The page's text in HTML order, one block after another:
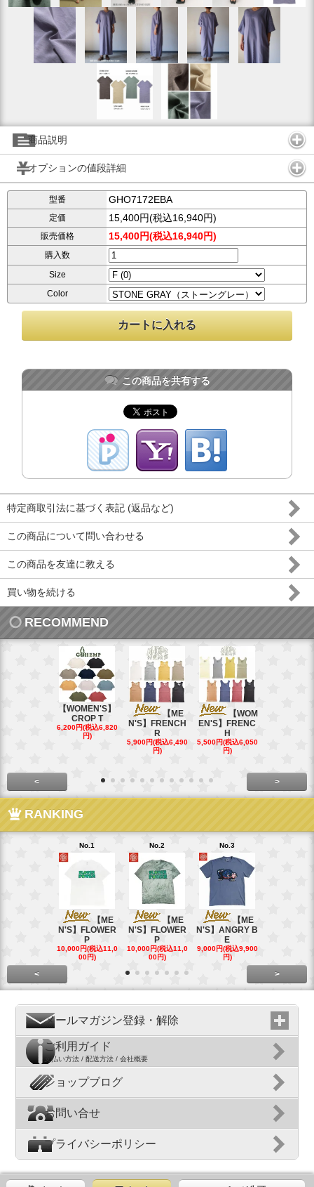
商品説明
オプションの値段詳細
型番 GHO7172EBA
定価 15,400円(税込16,940円)
販売価格 15,400円(税込16,940円)
購入数
Size
Color
この商品を共有する
特定商取引法に基づく表記 (返品など)
この商品について問い合わせる
この商品を友達に教える
買い物を続ける
RECOMMEND
【WOMEN'S】
CROP T
6,200円(税込6,820
円)
【ME
N'S】FRENCH
R
5,900円(税込6,490
円)
【WOM
EN'S】FRENC
H
5,500円(税込6,050
円)
< >
RANKING
No.1
【ME
N'S】FLOWER
P
10,000円(税込11,0
00円)
No.2
【ME
N'S】FLOWER
P
10,000円(税込11,0
00円)
No.3
【ME
N'S】ANGRY B
E
9,000円(税込9,900
円)
< >
メールマガジン登録・解除
ご利用ガイド
支払い方法 / 配送方法 / 会社概要
ショップブログ
お問い合せ
プライバシーポリシー